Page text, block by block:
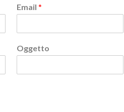
Email *
Oggetto